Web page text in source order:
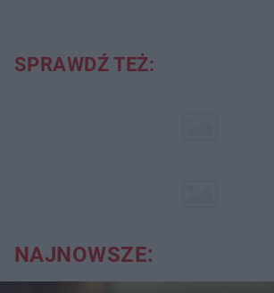
SPRAWDŹ TEŻ:
NAJNOWSZE: